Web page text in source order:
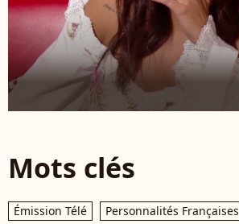
Mots clés
Émission Télé Personnalités Françaises